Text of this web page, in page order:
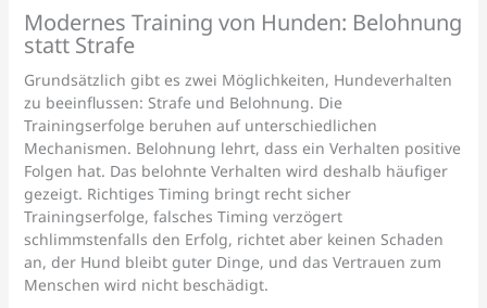
Modernes Training von Hunden: Belohnung
statt Strafe
Grundsätzlich gibt es zwei Möglichkeiten, Hundeverhalten
zu beeinflussen: Strafe und Belohnung. Die
Trainingserfolge beruhen auf unterschiedlichen
Mechanismen. Belohnung lehrt, dass ein Verhalten positive
Folgen hat. Das belohnte Verhalten wird deshalb häufiger
gezeigt. Richtiges Timing bringt recht sicher
Trainingserfolge, falsches Timing verzögert
schlimmstenfalls den Erfolg, richtet aber keinen Schaden
an, der Hund bleibt guter Dinge, und das Vertrauen zum
Menschen wird nicht beschädigt.